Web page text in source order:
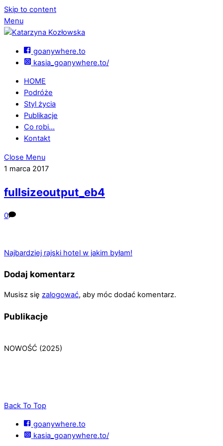
Skip to content
Menu
goanywhere.to
kasia_goanywhere.to/
HOME
Podróże
Styl życia
Publikacje
Co robi…
Kontakt
Close Menu
1 marca 2017
fullsizeoutput_eb4
0
Najbardziej rajski hotel w jakim byłam!
Dodaj komentarz
Musisz się zalogować, aby móc dodać komentarz.
Publikacje
NOWOŚĆ (2025)
Back To Top
goanywhere.to
kasia_goanywhere.to/